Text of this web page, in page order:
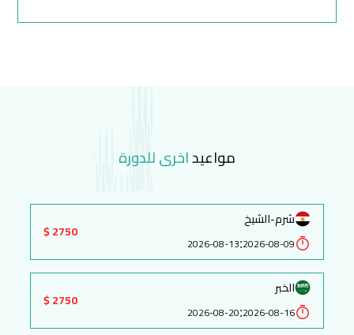
مواعيداخرى للدورة
شرم-الشيخ
2026-08-09
:
2026-08-13
2750 $
الخبر
2026-08-16
:
2026-08-20
2750 $